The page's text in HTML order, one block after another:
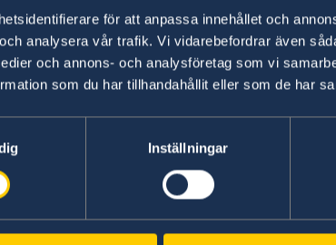
för att anpassa innehållet och
analysera vår trafik. Vi vidarebefordrar även
och annons- och analysföretag som vi
som du har tillhandahållit eller som de har
Inställningar
oder
im
des
melden.
Entdecken Sie
Hochschulen
Auf Studyinsweden.se
Studieninteressierte und
innen alle nötigen
akademischen Ausbildung
Study in Sweden